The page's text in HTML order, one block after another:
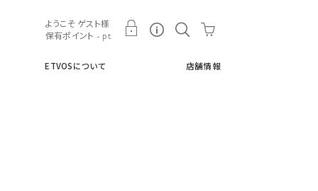
ETVOSについて 店舗情報
ようこそ ゲスト様
保有ポイント - pt